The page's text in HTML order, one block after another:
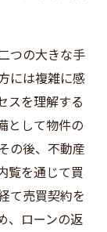
つの大きな手
には複雑に感
スを理解する
として物件の
の後、不動産
覧を通じて買
て売買契約を
、ローンの返